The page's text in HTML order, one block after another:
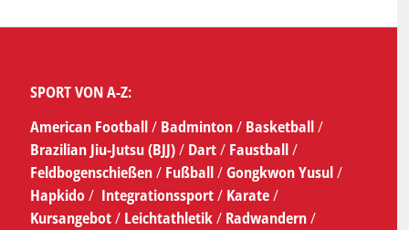
SPORT VON A-Z:
American Football/ Badminton/ Basketball/
Brazilian Jiu-Jutsu (BJJ)/ Dart/ Faustball/
Feldbogenschießen/ Fußball/Gongkwon Yusul/
Hapkido/ Integrationssport/ Karate/
Kursangebot/Leichtathletik/ Radwandern/